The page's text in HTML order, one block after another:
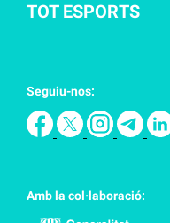
TOT ESPORTS
Seguiu-nos:
Amb la col·laboració: